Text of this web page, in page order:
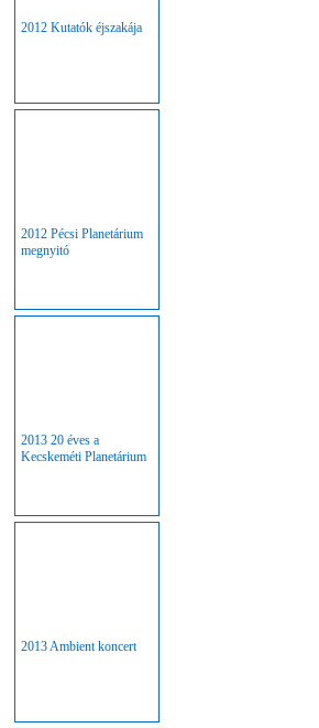
2012 Kutatók éjszakája
2012 Pécsi Planetárium
megnyitó
2013 20 éves a
Kecskeméti Planetárium
2013 Ambient koncert